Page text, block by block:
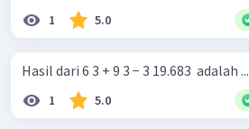
1 5.0
Hasil dari 6 3 + 9 3 − 3 19.683 ​ adalah ...
1 5.0